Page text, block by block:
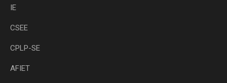
IE
CSEE
CPLP-SE
AFIET